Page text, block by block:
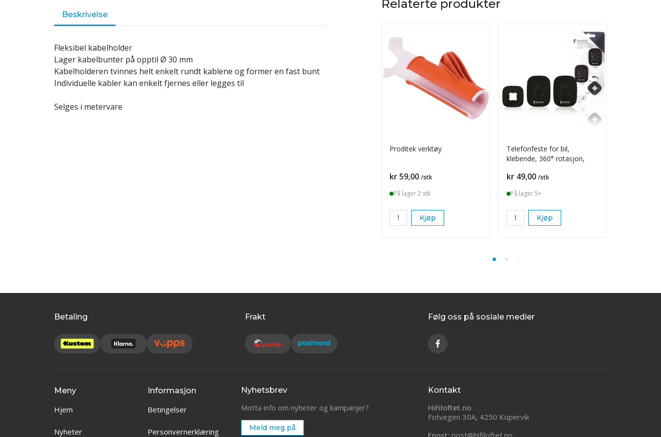
Beskrivelse
Fleksibel kabelholder
Lager kabelbunter på opptil Ø 30 mm
Kabelholderen tvinnes helt enkelt rundt kablene og former en fast bunt
Individuelle kabler kan enkelt fjernes eller legges til
Selges i metervare
Relaterte produkter
Proditek verktøy
Pris
kr 59,00 /stk
På lager 2 stk
Kjøp
Telefonfeste for bil,
klebende, 360° rotasjon,
Pris
kr 49,00 /stk
På lager 5+
Kjøp
Betaling Frakt Følg oss på sosiale medier
Meny
Hjem
Nyheter
Informasjon
Betingelser
Personvernerklæring
Nyhetsbrev
Motta info om nyheter og kampanjer?
Meld meg på
Kontakt
HiFiloftet.no
Fotvegen 30A, 4250 Kopervik
Epost: post@hifiloftet.no